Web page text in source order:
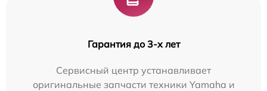
Гарантия до 3-х лет
Сервисный центр устанавливает
оригинальные запчасти техники Yamaha и